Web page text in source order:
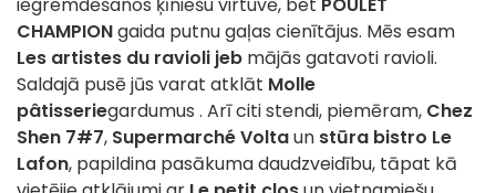
iegremdēšanos ķīniešu virtuvē, bet POULET
CHAMPIONgaida putnu gaļas cienītājus. Mēs esam
Les artistes du ravioli jeb mājās gatavoti ravioli.
Saldajā pusē jūs varat atklāt Molle
pâtisseriegardumus . Arīciti stendi, piemēram, Chez
Shen 7#7, Supermarché Voltaun stūra bistro Le
Lafon, papildina pasākuma daudzveidību, tāpat kā